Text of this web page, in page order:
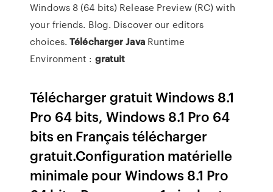
Windows 8 (64 bits) Release Preview (RC) with
your friends. Blog. Discover our editors
choices.Télécharger JavaRuntime
Environment : gratuit
Télécharger gratuit Windows 8.1
Pro 64 bits, Windows 8.1 Pro 64
bits en Français télécharger
gratuit.Configuration matérielle
minimale pour Windows 8.1 Pro